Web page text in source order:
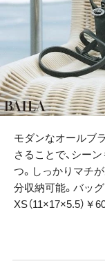
モダンなオールブ
さることで、シー
つ。しっかりマチ
分収納可能。バッ
XS（11×17×5.5）￥